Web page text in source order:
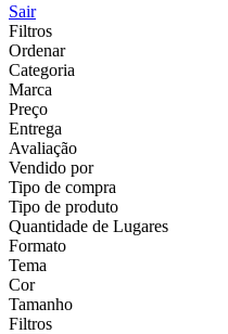
Sair
Filtros
Ordenar
Categoria
Marca
Preço
Entrega
Avaliação
Vendido por
Tipo de compra
Tipo de produto
Quantidade de Lugares
Formato
Tema
Cor
Tamanho
Filtros